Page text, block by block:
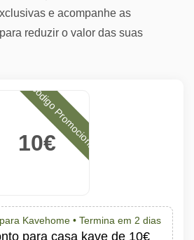
e acompanhe as
reduzir o valor das suas
10€
Código Promocional
Kavehome • Termina em 2 dias
para casa kave de 10€